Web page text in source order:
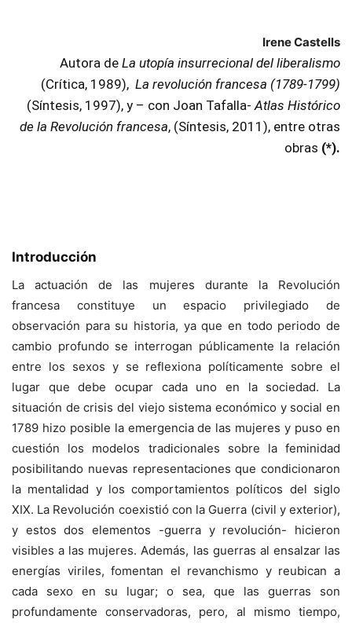
Irene Castells
Autora de La utopía insurrecional del liberalismo
(Crítica, 1989), La revolución francesa (1789-1799)
(Síntesis, 1997), y – con Joan Tafalla- Atlas Histórico
de la Revolución francesa, (Síntesis, 2011), entre otras
obras (*).
Introducción
La actuación de las mujeres durante la Revolución
francesa constituye un espacio privilegiado de
observación para su historia, ya que en todo periodo de
cambio profundo se interrogan públicamente la relación
entre los sexos y se reflexiona políticamente sobre el
lugar que debe ocupar cada uno en la sociedad. La
situación de crisis del viejo sistema económico y social en
1789 hizo posible la emergencia de las mujeres y puso en
cuestión los modelos tradicionales sobre la feminidad
posibilitando nuevas representaciones que condicionaron
la mentalidad y los comportamientos políticos del siglo
XIX. La Revolución coexistió con la Guerra (civil y exterior),
y estos dos elementos -guerra y revolución- hicieron
visibles a las mujeres. Además, las guerras al ensalzar las
energías viriles, fomentan el revanchismo y reubican a
cada sexo en su lugar; o sea, que las guerras son
profundamente conservadoras, pero, al mismo tiempo,